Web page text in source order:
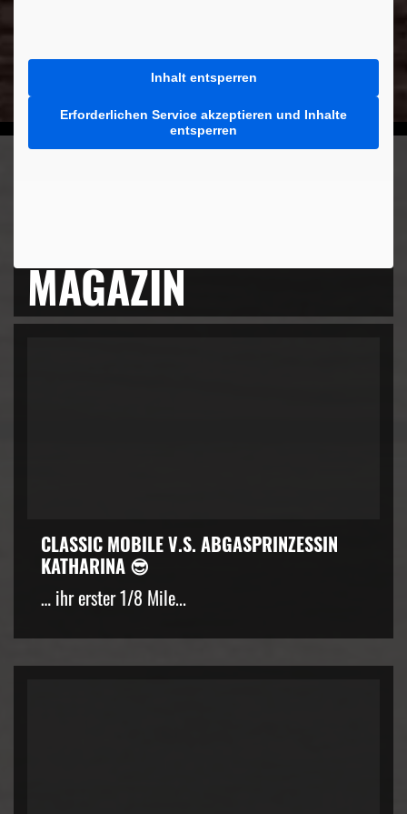
Inhalt entsperren
Erforderlichen Service akzeptieren und Inhalte
entsperren
MAGAZIN
CLASSIC MOBILE V.S. ABGASPRINZESSIN
KATHARINA 😎
… ihr erster 1/8 Mile...